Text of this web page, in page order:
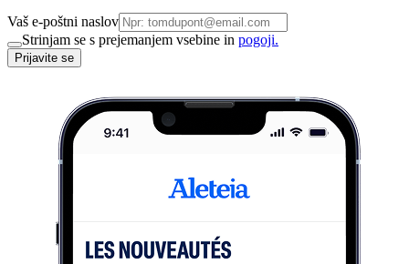
Vaš e-poštni naslov
Strinjam se s prejemanjem vsebine in pogoji.
Prijavite se